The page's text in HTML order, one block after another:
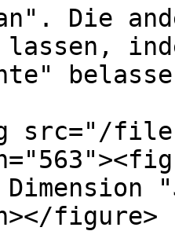
Die
lassen,
src="/files/
figure>